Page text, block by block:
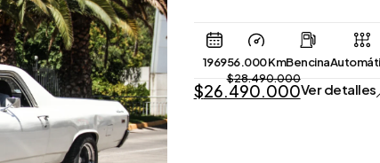
196956.000 KmBencina
$28.490.000
$26.490.000Ver detalles